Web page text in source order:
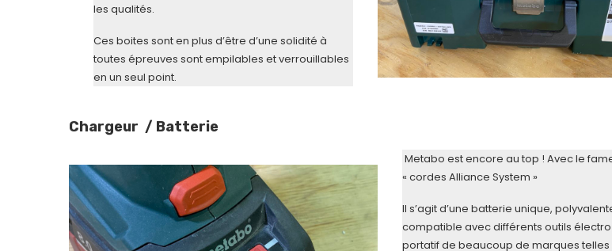
les qualités.
Ces boites sont en plus d’être d’une solidité à
toutes épreuves sont empilables et verrouillables
en un seul point.
Chargeur / Batterie
Metabo est encore au top ! Avec le
« cordes Alliance System »
Il s’agit d’une batterie unique,
compatible avec différents outils électro
portatif de beaucoup de marques telles